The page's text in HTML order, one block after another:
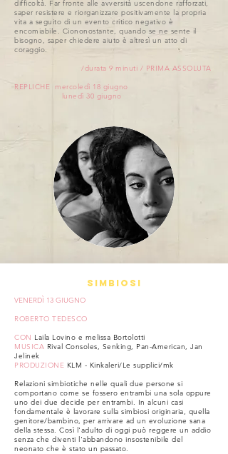
difficoltà. Far fronte alle avversità uscendone rafforzati,
saper resistere e riorganizzare positivamente la propria
vita a seguito di un evento critico negativo è
encomiabile. Ciononostante, quando se ne sente il
bisogno, saper chiedere aiuto è altresì un atto di
coraggio.
/durata 9 minuti / PRIMA ASSOLUTA
REPLICHE mercoledì 18 giugno
lunedì 30 giugno
SIMBIOSI
VENERDÌ 13 GIUGNO
ROBERTO TEDESCO
​CON Laila Lovino e melissa Bortolotti
MUSICA Rival Consoles, Senking, Pan-American, Jan
Jelinek
PRODUZIONE KLM - Kinkaleri/Le supplici/mk
Relazioni simbiotiche nelle quali due persone si
comportano come se fossero entrambi una sola oppure
uno dei due decide per entrambi. In alcuni casi
fondamentale è lavorare sulla simbiosi originaria, quella
genitore/bambino, per arrivare ad un evoluzione sana
della stessa. Così l'adulto di oggi può reggere un addio
senza che diventi l'abbandono insostenibile del
neonato che è stato un passato.